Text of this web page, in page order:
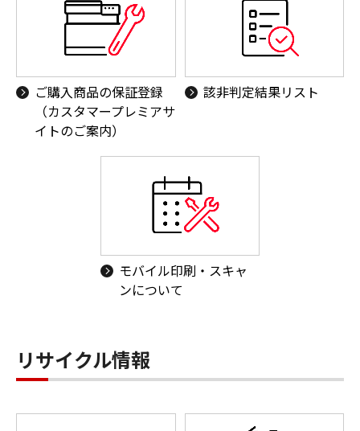
ご購入商品の保証登録
（カスタマープレミアサ
イトのご案内）
該非判定結果リスト
モバイル印刷・スキャ
ンについて
リサイクル情報